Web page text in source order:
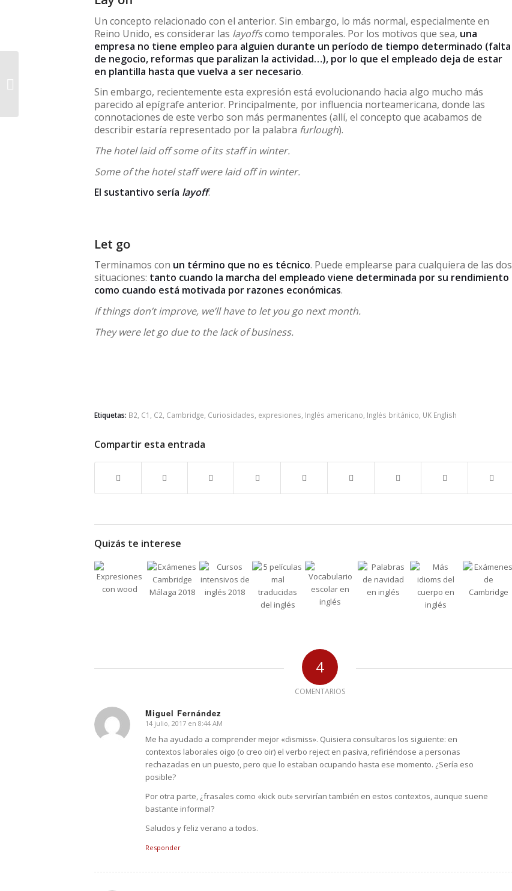
Un concepto relacionado con el anterior. Sin embargo, lo más normal, especialmente en
Reino Unido, es considerar las layoffscomo temporales. Por los motivos que sea, una
empresa no tiene empleo para alguien durante un período de tiempo determinado (falta
de negocio, reformas que paralizan la actividad…), por lo que el empleado deja de estar
en plantilla hasta que vuelva a ser necesario.
Sin embargo, recientemente esta expresión está evolucionando hacia algo mucho más
parecido al epígrafe anterior. Principalmente, por influencia norteamericana, donde las
connotaciones de este verbo son más permanentes (allí, el concepto que acabamos de
describir estaría representado por la palabra furlough).
The hotel laid off some of its staff in winter.
Some of the hotel staff were laid off in winter.
El sustantivo sería layoff.
Let go
Terminamos con un término que no es técnico. Puede emplearse para cualquiera de las dos
situaciones: tanto cuando la marcha del empleado viene determinada por su rendimiento
como cuando está motivada por razones económicas.
If things don’t improve, we’ll have to let you go next month.
They were let go due to the lack of business.
Etiquetas: B2 C1 C2 Cambridge Curiosidades expresiones Inglés americano Inglés británico UK English
Compartir esta entrada
Quizás te interese
4
COMENTARIOS
Miguel Fernández
Dice:
14 julio, 2017 en 8:44 AM
Me ha ayudado a comprender mejor «dismiss». Quisiera consultaros los siguiente: en
contextos laborales oigo (o creo oir) el verbo reject en pasiva, refiriéndose a personas
rechazadas en un puesto, pero que lo estaban ocupando hasta ese momento. ¿Sería eso
posible?
Por otra parte, ¿frasales como «kick out» servirían también en estos contextos, aunque suene
bastante informal?
Saludos y feliz verano a todos.
Responder
traducidas del inglés